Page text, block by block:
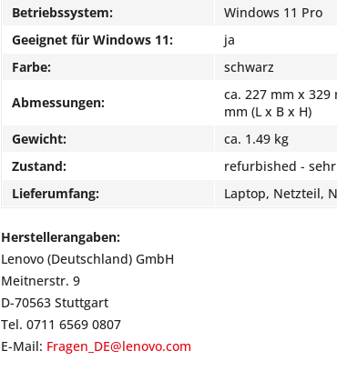
Betriebssystem:
Windows 11 Pro
Geeignet für Windows 11:
ja
Farbe:
schwarz
Abmessungen:
ca. 227 mm x 329
mm (L x B x H)
Gewicht:
ca. 1.49 kg
Zustand:
refurbished -
Lieferumfang:
Laptop, Netzteil,
Herstellerangaben:
Lenovo (Deutschland) GmbH
Meitnerstr. 9
D-70563 Stuttgart
Tel. 0711 6569 0807
E-Mail: Fragen_DE@lenovo.com